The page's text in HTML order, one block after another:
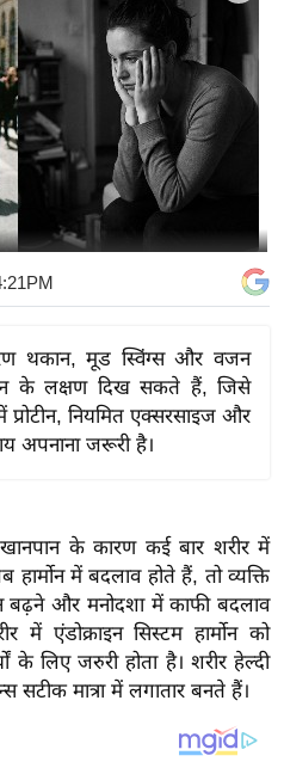
थकान, मूड स्विंग्स और वजन
के लक्षण दिख सकते हैं, जिसे
प्रोटीन, नियमित एक्सरसाइज और
अपनाना जरूरी है।
के कारण कई बार शरीर में
में बदलाव होते हैं, तो व्यक्ति
और मनोदशा में काफी बदलाव
में एंडोक्राइन सिस्टम हार्मोन को
के लिए जरुरी होता है। शरीर हेल्दी
सटीक मात्रा में लगातार बनते हैं।